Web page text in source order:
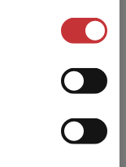
För